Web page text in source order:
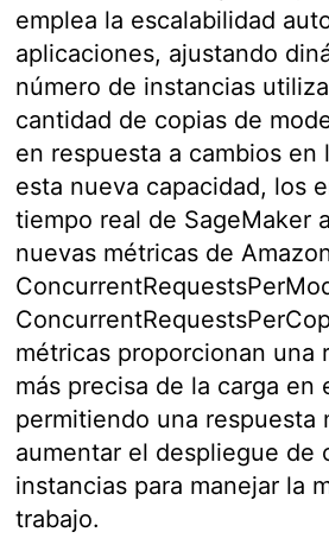
emplea la escalabilidad
aplicaciones, ajustando
número de instancias
cantidad de copias de
en respuesta a cambios en
esta nueva capacidad, los
tiempo real de SageMaker
nuevas métricas de
métricas proporcionan una
más precisa de la carga en
permitiendo una respuesta
aumentar el despliegue de
instancias para manejar la
trabajo.